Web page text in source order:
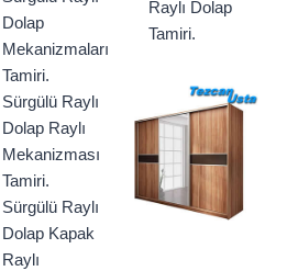
Dolap
Mekanizmaları
Tamiri.
Sürgülü Raylı
Dolap Raylı
Mekanizması
Tamiri.
Sürgülü Raylı
Dolap Kapak
Raylı
Raylı Dolap
Tamiri.